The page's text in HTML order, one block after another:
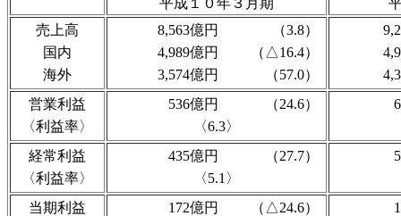
平成１０年３月期
売上高
国内
海外
8,563億円
（3.8）
4,989億円
（△16.4）
3,574億円
（57.0）
営業利益
〈利益率〉
536億円
（24.6）
〈6.3〉
経常利益
〈利益率〉
435億円
（27.7）
〈5.1〉
当期利益
172億円
（△24.6）